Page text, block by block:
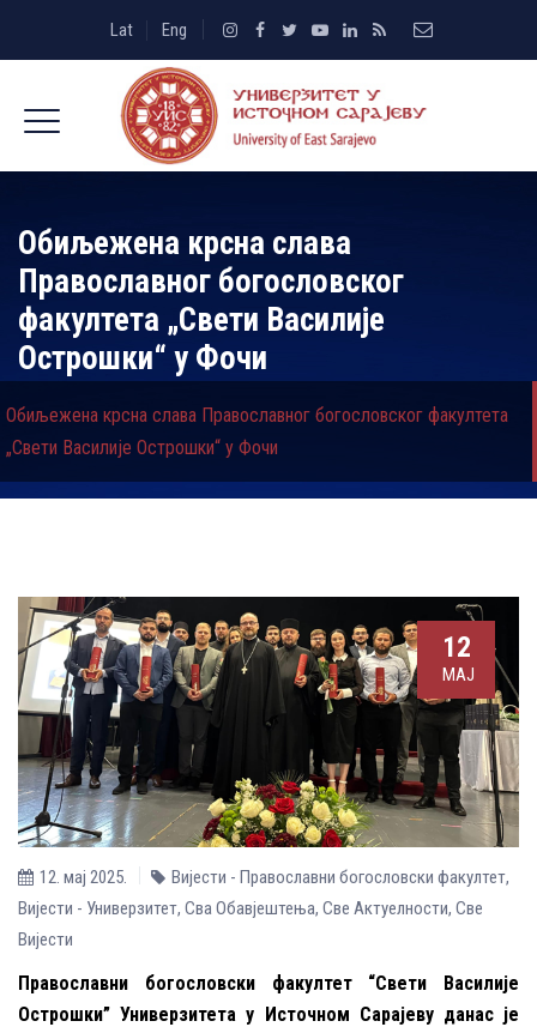
Lat Eng
Обиљежена крсна слава
Православног богословског
факултета „Свети Василије
Острошки“ у Фочи
Обиљежена крсна слава Православног богословског факултета
„Свети Василије Острошки“ у Фочи
12
МАЈ
12. мај 2025. Вијести - Православни богословски факултет,
Вијести - Универзитет, Сва Обавјештења, Све Aктуелности, Све
Вијести
Православни богословски факултет “Свети Василије
Острошки” Универзитета у Источном Сарајеву данас је